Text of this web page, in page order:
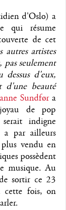
d'Oslo) a
qui résume
de cet
autres artistes
seulement
d'eux,
d'une beauté
Sundføra
de pop
indigne
a par ailleurs
vendu en
possèdent
musique. Au
sortir ce 23
cette fois, on